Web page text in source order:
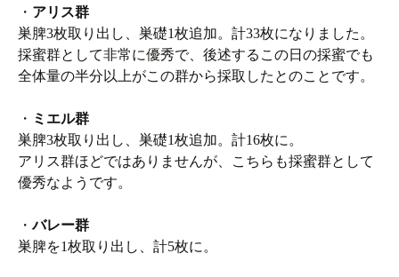
・ アリス群
巣脾3枚取り出し、巣礎1枚追加。計33枚になりました。
採蜜群として非常に優秀で、後述するこの日の採蜜でも
全体量の半分以上がこの群から採取したとのことです。
・ ミエル群
巣脾3枚取り出し、巣礎1枚追加。計16枚に。
アリス群ほどではありませんが、こちらも採蜜群として
優秀なようです。
・バレー群
巣脾を1枚取り出し、計5枚に。